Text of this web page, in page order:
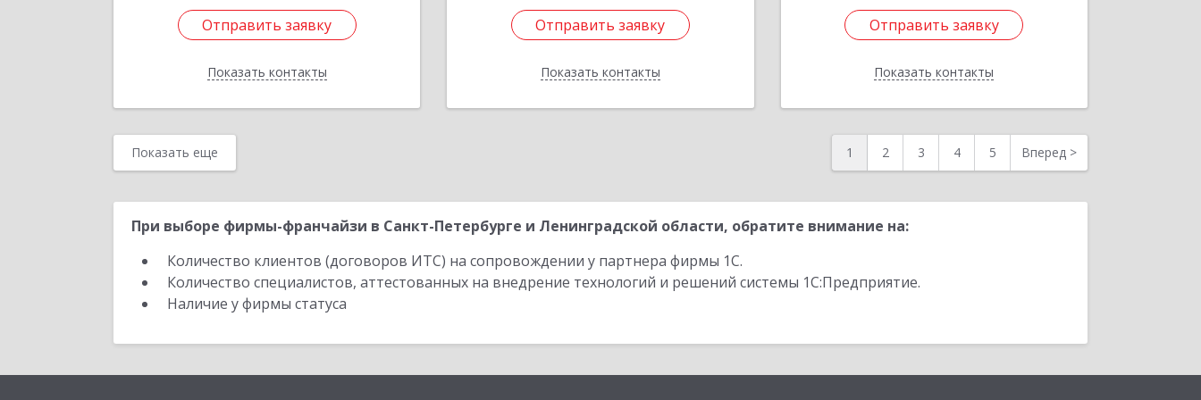
Отправить заявку
Показать контакты
Отправить заявку
Назад
Отправить заявку
Показать контакты
Отправить заявку
Назад
Отправить заявку
Показать контакты
Отправить заявку
Назад
Показать еще 1 2 3 4 5 Вперед >
При выборе фирмы-франчайзи в Санкт-Петербурге и Ленинградской области, обратите внимание на:
Количество клиентов (договоров ИТС) на сопровождении у партнера фирмы 1С.
Количество специалистов, аттестованных на внедрение технологий и решений системы 1С:Предприятие.
Наличие у фирмы статуса